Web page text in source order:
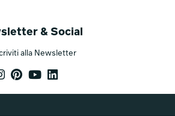
& Social
alla Newsletter